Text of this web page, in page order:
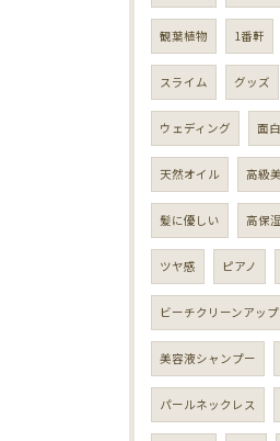
観葉植物 1番軒
スライム グッズ
ウェディング 面
天然オイル 高級
髪に優しい 高保湿
ツヤ感 ピアノ
ビーチクリーンアップ
美容液シャンプー
パールネックレス